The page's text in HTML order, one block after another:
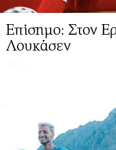
Επίσημο: Στον
Λουκάσεν